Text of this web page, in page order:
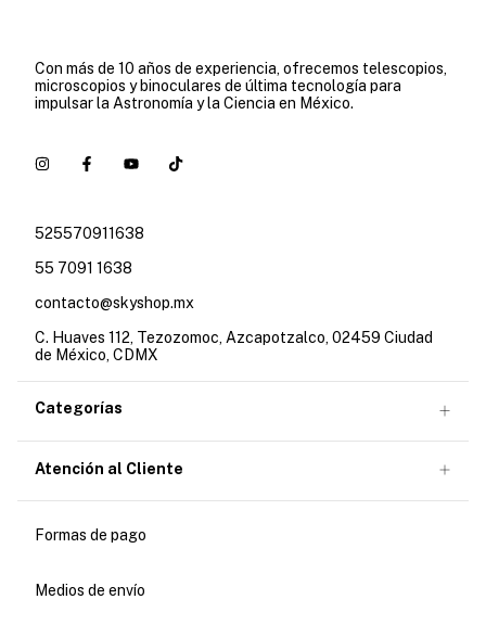
Con más de 10 años de experiencia, ofrecemos telescopios,
microscopios y binoculares de última tecnología para
impulsar la Astronomía y la Ciencia en México.
525570911638
55 7091 1638
contacto@skyshop.mx
C. Huaves 112, Tezozomoc, Azcapotzalco, 02459 Ciudad
de México, CDMX
Categorías
Atención al Cliente
Formas de pago
Medios de envío